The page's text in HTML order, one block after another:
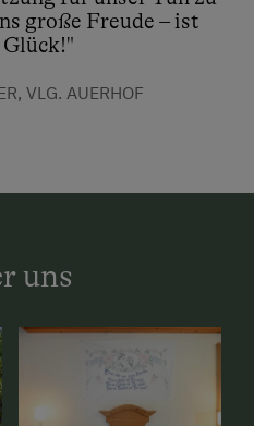
große Freude – ist
VLG. AUERHOF
uns